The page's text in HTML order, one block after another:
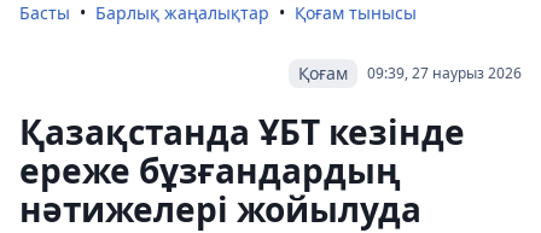
Басты Барлық жаңалықтар Қоғам тынысы
09:39, 27 наурыз 2026
Қоғам
Қазақстанда ҰБТ кезінде
ереже бұзғандардың
нәтижелері жойылуда